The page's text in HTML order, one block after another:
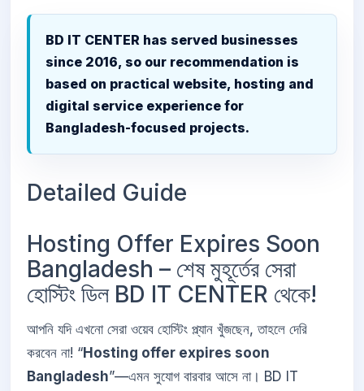
BD IT CENTER has served businesses
since 2016, so our recommendation is
based on practical website, hosting and
digital service experience for
Bangladesh-focused projects.
Detailed Guide
Hosting Offer Expires Soon
Bangladesh – শেষ মুহূর্তের সেরা
হোস্টিং ডিল BD IT CENTER থেকে!
আপনি যদি এখনো সেরা ওয়েব হোস্টিং প্ল্যান খুঁজছেন, তাহলে দেরি
করবেন না! “Hosting offer expires soon
Bangladesh”—এমন সুযোগ বারবার আসে না। BD IT